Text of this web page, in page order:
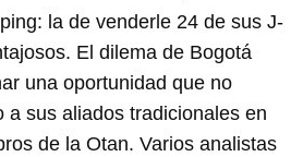
la de venderle 24 de sus J-
El dilema de Bogotá
una oportunidad que no
a sus aliados tradicionales en
de la Otan. Varios analistas